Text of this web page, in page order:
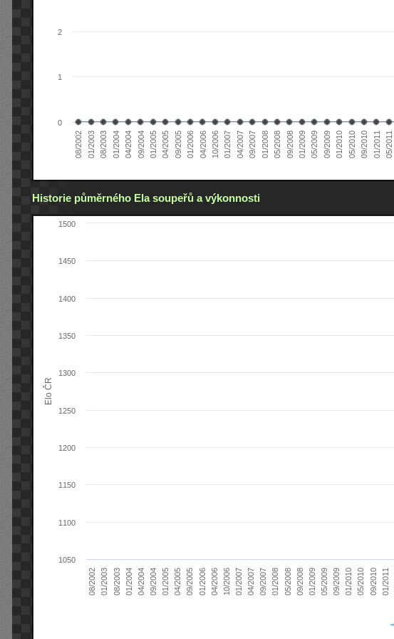
08/2002 01/2003 08/2003 01/2004 04/2004 09/2004 01/2005 04/2005 09/2005 01/2006 04/2006 10/2006 01/2007 04/2007 09/2007 01/2008 05/2008 09/2008 01/2009 05/2009 09/2009 01/2010 05/2010 09/2010 01/2011 05/2011
0
1
2
Historie půměrného Ela soupeřů a výkonnosti
Elo ČR
08/2002 01/2003 08/2003 01/2004 04/2004 09/2004 01/2005 04/2005 09/2005 01/2006 04/2006 10/2006 01/2007 04/2007 09/2007 01/2008 05/2008 09/2008 01/2009 05/2009 09/2009 01/2010 05/2010 09/2010 01/2011
1050
1100
1150
1200
1250
1300
1350
1400
1450
1500